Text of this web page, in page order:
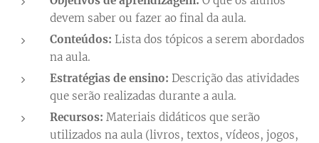
devem saber ou fazer ao final da aula.
Conteúdos: Lista dos tópicos a serem abordados
na aula.
Estratégias de ensino: Descrição das atividades
que serão realizadas durante a aula.
Recursos: Materiais didáticos que serão
utilizados na aula (livros, textos, vídeos, jogos,